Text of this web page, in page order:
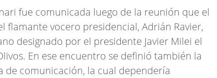
fue comunicada luego de la reunión que el
flamante vocero presidencial, Adrián Ravier,
designado por el presidente Javier Milei el
En ese encuentro se definió también la
comunicación, la cual dependería